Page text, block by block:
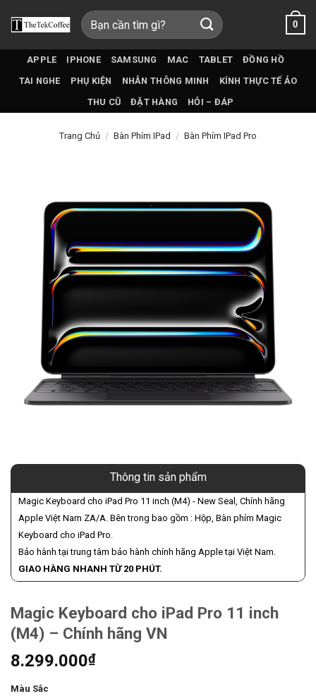
qua
Tìm
kiếm:
0
APPLE IPHONE SAMSUNG MAC TABLET
ĐỒNG HỒ
TAI NGHE
PHỤ KIỆN NHẪN THÔNG MINH
KÍNH THỰC TẾ ẢO
THU CŨ
ĐẶT HÀNG HỎI – ĐÁP
Trang Chủ / Bàn Phím IPad / Bàn Phím IPad Pro
Thông tin sản phẩm
Magic Keyboard cho iPad Pro 11 inch (M4) - New Seal, Chính hãng
Apple Việt Nam ZA/A. Bên trong bao gồm : Hộp, Bàn phím Magic
Keyboard cho iPad Pro.
Bảo hành tại trung tâm bảo hành chính hãng Apple tại Việt Nam.
GIAO HÀNG NHANH TỪ 20 PHÚT.
Magic Keyboard cho iPad Pro 11 inch
(M4) – Chính hãng VN
8.299.000₫
Màu Sắc